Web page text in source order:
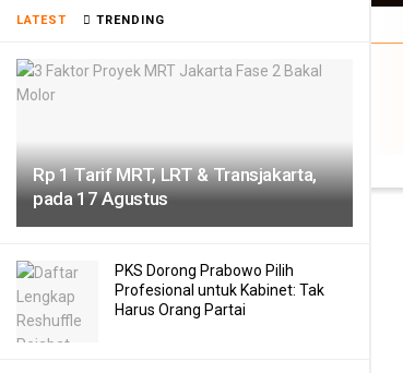
LATEST TRENDING
Rp 1 Tarif MRT, LRT & Transjakarta,
pada 17 Agustus
PKS Dorong Prabowo Pilih
Profesional untuk Kabinet: Tak
Harus Orang Partai